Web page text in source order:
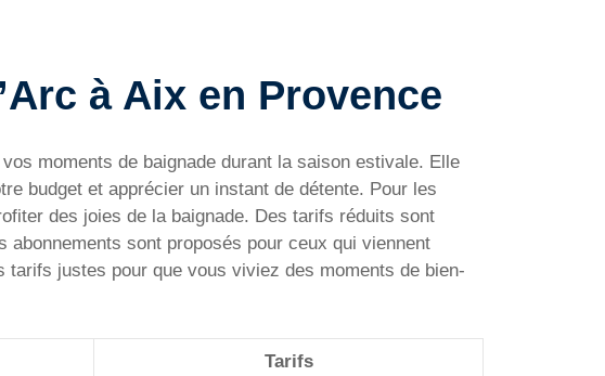
à Aix en Provence
moments de baignade durant la saison estivale. Elle
budget et apprécier un instant de détente. Pour les
des joies de la baignade. Des tarifs réduits sont
sont proposés pour ceux qui viennent
tarifs justes pour que vous viviez des moments de bien-
Tarifs